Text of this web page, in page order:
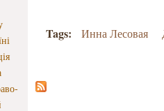
Tags: Инна Лесовая